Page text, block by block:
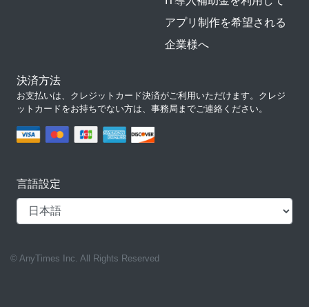
アプリ制作を希望される
企業様へ
決済方法
お支払いは、クレジットカード決済がご利用いただけます。クレジ
ットカードをお持ちでない方は、事務局までご連絡ください。
言語設定
© AnyTimes Inc. All Rights Reserved